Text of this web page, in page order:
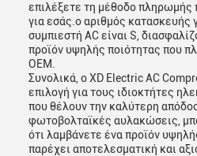
επιλέξετε τη μέθοδο πληρωμής
για εσάς.ο αριθμός κατασκευής
συμπιεστή AC είναι S,
προϊόν υψηλής ποιότητας που
OEM.
Συνολικά, ο XD Electric AC
επιλογή για τους ιδιοκτήτες
που θέλουν την καλύτερη
φωτοβολταϊκές αυλακώσεις,
ότι λαμβάνετε ένα προϊόν
παρέχει αποτελεσματική και